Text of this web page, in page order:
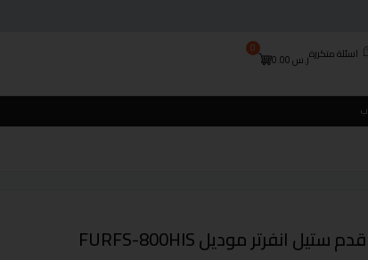
اسئلة متكررةر.س0.00
0